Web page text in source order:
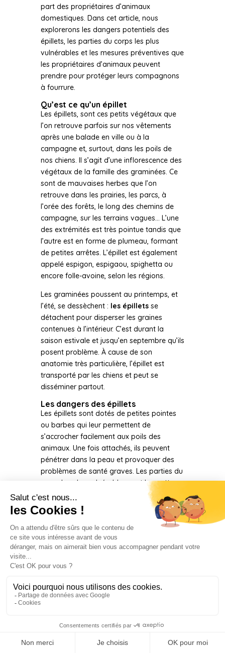
part des propriétaires d’animaux
domestiques. Dans cet article, nous
explorerons les dangers potentiels des
épillets, les parties du corps les plus
vulnérables et les mesures préventives que
les propriétaires d’animaux peuvent
prendre pour protéger leurs compagnons
à fourrure.
Qu’est ce qu’un épillet
Les épillets, sont ces petits végétaux que
l’on retrouve parfois sur nos vêtements
après une balade en ville ou à la
campagne et, surtout, dans les poils de
nos chiens. Il s’agit d’une inflorescence des
végétaux de la famille des graminées. Ce
sont de mauvaises herbes que l’on
retrouve dans les prairies, les parcs, à
l’orée des forêts, le long des chemins de
campagne, sur les terrains vagues… L’une
des extrémités est très pointue tandis que
l’autre est en forme de plumeau, formant
de petites arrêtes. L’épillet est également
appelé espigon, espigaou, spighetta ou
encore folle-avoine, selon les régions.
Les graminées poussent au printemps, et
l’été, se dessèchent : les épilletsse
détachent pour disperser les graines
contenues à l’intérieur. C’est durant la
saison estivale et jusqu’en septembre qu’ils
posent problème. À cause de son
anatomie très particulière, l’épillet est
transporté par les chiens et peut se
disséminer partout.
Les dangers des épillets
Les épillets sont dotés de petites pointes
ou barbes qui leur permettent de
s’accrocher facilement aux poils des
animaux. Une fois attachés, ils peuvent
pénétrer dans la peau et provoquer des
problèmes de santé graves. Les parties du
corps les plus vulnérables sont les pattes,
les oreilles, les yeux et le museau. Lorsque
les épillets pénètrent dans la peau, ils
peuvent causer des abcès douloureux et
des infections qui nécessitent des soins
vétérinaires immédiats.
particulièrement exposées aux épillets
lorsqu’ils marchent ou courent dans des
zones herbeuses. Les épillets peuvent
s’infiltrer entre les coussinets des pattes,
boiterie. Si les épillets ne sont pas enlevés
rapidement, ils peuvent migrer plus